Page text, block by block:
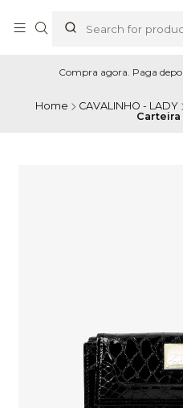
Compra agora. Paga
Home CAVALINHO - LADY